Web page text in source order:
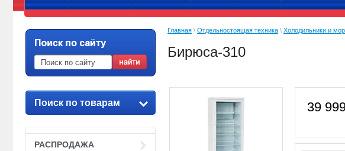
Поиск по товарам
РАСПРОДАЖА
Главная \ Отдельностоящая техника \ Холодильники и
Бирюса-310
39